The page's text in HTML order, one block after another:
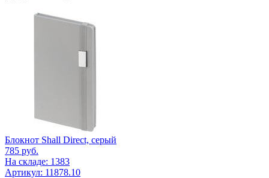
Блокнот Shall Direct, серый
785 руб.
На складе: 1383
Артикул: 11878.10